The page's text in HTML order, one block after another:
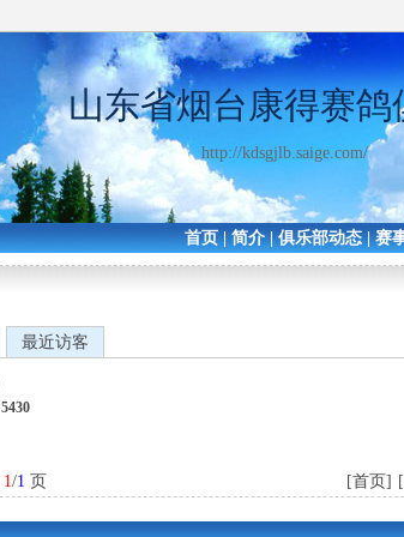
山东省烟台康得赛鸽
http://kdsgjlb.saige.com/
首页|简介|俱乐部动态|赛
最近访客
5430
1/1 页 [首页]